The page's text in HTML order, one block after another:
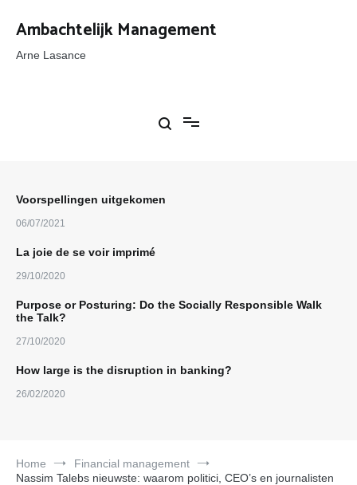
naar
inhoud
Ambachtelijk Management
Arne Lasance
Voorspellingen uitgekomen
06/07/2021
La joie de se voir imprimé
29/10/2020
Purpose or Posturing: Do the Socially Responsible Walk
the Talk?
27/10/2020
How large is the disruption in banking?
26/02/2020
Home
Financial management
Nassim Talebs nieuwste: waarom politici, CEO’s en journalisten